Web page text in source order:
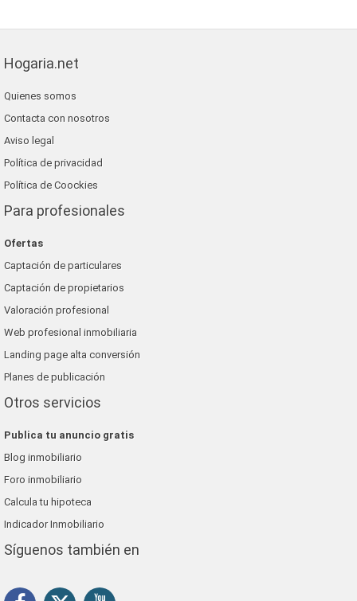
Hogaria.net
Quienes somos
Contacta con nosotros
Aviso legal
Política de privacidad
Política de Coockies
Para profesionales
Ofertas
Captación de particulares
Captación de propietarios
Valoración profesional
Web profesional inmobiliaria
Landing page alta conversión
Planes de publicación
Otros servicios
Publica tu anuncio gratis
Blog inmobiliario
Foro inmobiliario
Calcula tu hipoteca
Indicador Inmobiliario
Síguenos también en